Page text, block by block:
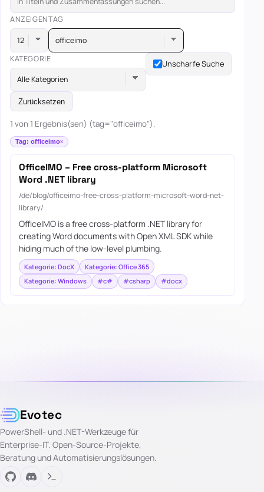
ANZEIGENTAG
officeimo
KATEGORIE
Alle Kategorien
Unscharfe Suche
Zurücksetzen
1 von 1 Ergebnis(sen) (tag="officeimo").
Tag: officeimo
OfficeIMO – Free cross-platform Microsoft
Word .NET library
/de/blog/officeimo-free-cross-platform-microsoft-word-net-
library/
OfficeIMO is a free cross-platform .NET library for
creating Word documents with Open XML SDK while
hiding much of the low-level plumbing.
Kategorie: DocX
Kategorie: Office 365
Kategorie: Windows
#c# #csharp #docx
Evotec
PowerShell- und .NET-Werkzeuge für
Enterprise-IT. Open-Source-Projekte,
Beratung und Automatisierungslösungen.